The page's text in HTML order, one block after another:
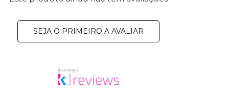
SEJA O PRIMEIRO A AVALIAR